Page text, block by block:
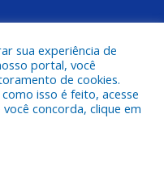
Municipal de Alenquer.
sua experiência de
portal, você
de cookies.
isso é feito, acesse
você concorda, clique em